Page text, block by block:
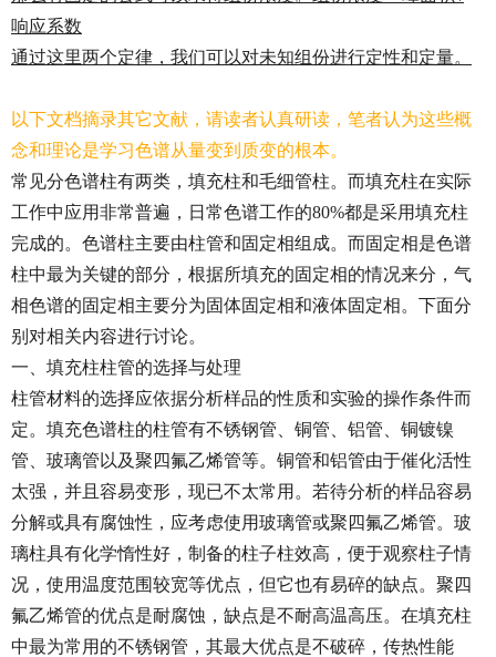
响应系数
通过这里两个定律，我们可以对未知组份进行定性和定量。
以下文档摘录其它文献，请读者认真研读，笔者认为这些概
念和理论是学习色谱从量变到质变的根本。
常见分色谱柱有两类，填充柱和毛细管柱。而填充柱在实际
工作中应用非常普遍，日常色谱工作的80%都是采用填充柱
完成的。色谱柱主要由柱管和固定相组成。而固定相是色谱
柱中最为关键的部分，根据所填充的固定相的情况来分，气
相色谱的固定相主要分为固体固定相和液体固定相。下面分
别对相关内容进行讨论。
一、填充柱柱管的选择与处理
柱管材料的选择应依据分析样品的性质和实验的操作条件而
定。填充色谱柱的柱管有不锈钢管、铜管、铝管、铜镀镍
管、玻璃管以及聚四氟乙烯管等。铜管和铝管由于催化活性
太强，并且容易变形，现已不太常用。若待分析的样品容易
分解或具有腐蚀性，应考虑使用玻璃管或聚四氟乙烯管。玻
璃柱具有化学惰性好，制备的柱子柱效高，便于观察柱子情
况，使用温度范围较宽等优点，但它也有易碎的缺点。聚四
氟乙烯管的优点是耐腐蚀，缺点是不耐高温高压。在填充柱
中最为常用的不锈钢管，其最大优点是不破碎，传热性能